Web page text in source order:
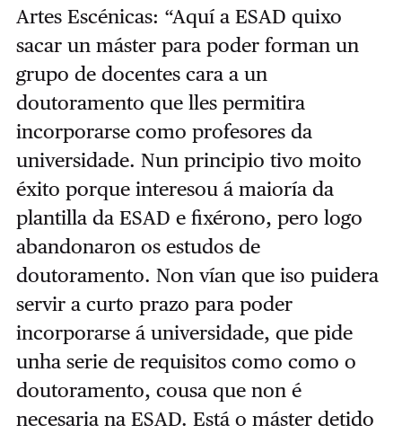
Artes Escénicas: “Aquí a ESAD quixo
sacar un máster para poder forman un
grupo de docentes cara a un
doutoramento que lles permitira
incorporarse como profesores da
universidade. Nun principio tivo moito
éxito porque interesou á maioría da
plantilla da ESAD e fixérono, pero logo
abandonaron os estudos de
doutoramento. Non vían que iso puidera
servir a curto prazo para poder
incorporarse á universidade, que pide
unha serie de requisitos como como o
doutoramento, cousa que non é
necesaria na ESAD. Está o máster detido